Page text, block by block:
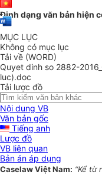
Định dạng văn bản hiện
MỤC LỤC
Không có mục lục
Tải về (WORD)
Quyet dinh so 2882-
luc).doc
Tải lược đồ
Nội dung VB
Văn bản gốc
Tiếng anh
Lược đồ
VB liên quan
Bản án áp dụng
Caselaw Việt Nam: “Kể từ